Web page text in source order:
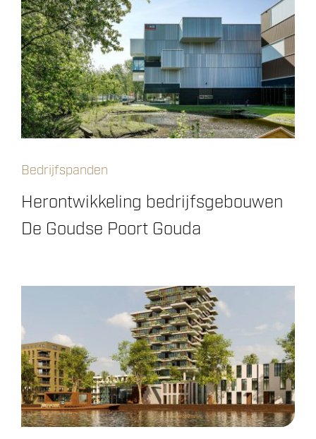
Herontwikkeling bedrijfsgebouwen
De Goudse Poort Gouda
Bedrijfspanden